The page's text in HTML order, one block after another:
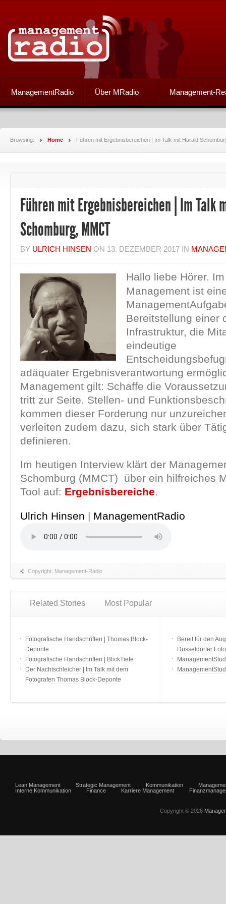
ManagementRadio Über MRadio Management-
Browsing: Home Führen mit Ergebnisbereichen | Im Talk mit Harald
Führen mit Ergebnisbereichen | Im Talk
Schomburg, MMCT
BY ULRICH HINSEN ON 13. DEZEMBER 2017 IN
Hallo liebe Hörer.
Management ist
Bereitstellung einer
Infrastruktur, die
eindeutige
adäquater Ergebnisverantwortung
Management gilt: Schaffe die
tritt zur Seite. Stellen- und
kommen dieser Forderung nur
verleiten zudem dazu, sich stark über
definieren.
Im heutigen Interview klärt der
Schomburg (MMCT) über ein hilfreiches
Tool auf: Ergebnisbereiche.
Ulrich Hinsen | ManagementRadio
Copyright: Management-Radio
Related Stories Most Popular
Fotografische Handschriften | Thomas Block-
Deponte
Fotografische Handschriften | BlickTiefe
Der Nachtschleicher | Im Talk mit dem
Fotografen Thomas Block-Deponte
Bereit für den
Düsseldorfer
Lean Management Strategic Management Kommunikation
Interne Kommunikation
Finance Karriere Management
Copyright © 2026